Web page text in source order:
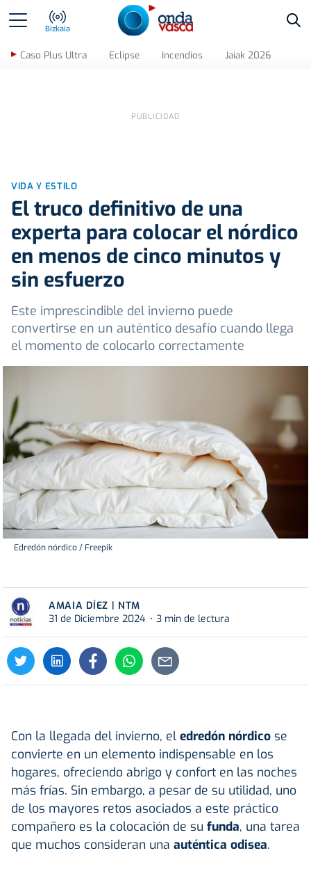
Bizkaia
Caso Plus Ultra Eclipse Incendios Jaiak 2026
VIDA Y ESTILO
El truco definitivo de una
experta para colocar el nórdico
en menos de cinco minutos y
sin esfuerzo
Este imprescindible del invierno puede
convertirse en un auténtico desafío cuando llega
el momento de colocarlo correctamente
Edredón nórdico / Freepik
AMAIA DÍEZ | NTM
31 de Diciembre 2024
3 min de lectura
Con la llegada del invierno, el edredón nórdico se
convierte en un elemento indispensable en los
hogares, ofreciendo abrigo y confort en las noches
más frías. Sin embargo, a pesar de su utilidad, uno
de los mayores retos asociados a este práctico
compañero es la colocación de su funda, una tarea
que muchos consideran una auténtica odisea.